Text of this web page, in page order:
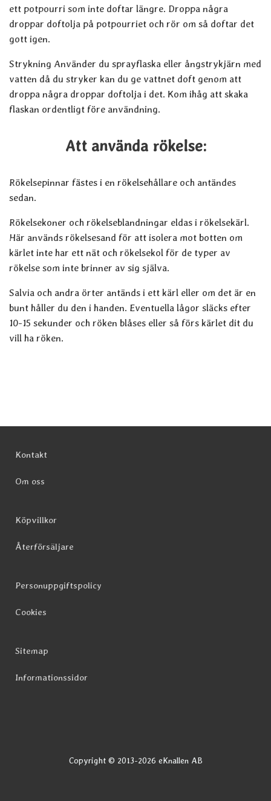
ett potpourri som inte doftar längre. Droppa några
droppar doftolja på potpourriet och rör om så doftar det
gott igen.
Strykning Använder du sprayflaska eller ångstrykjärn med
vatten då du stryker kan du ge vattnet doft genom att
droppa några droppar doftolja i det. Kom ihåg att skaka
flaskan ordentligt före användning.
Att använda rökelse:
Rökelsepinnar fästes i en rökelsehållare och antändes
sedan.
Rökelsekoner och rökelseblandningar eldas i rökelsekärl.
Här används rökelsesand för att isolera mot botten om
kärlet inte har ett nät och rökelsekol för de typer av
rökelse som inte brinner av sig själva.
Salvia och andra örter antänds i ett kärl eller om det är en
bunt håller du den i handen. Eventuella lågor släcks efter
10-15 sekunder och röken blåses eller så förs kärlet dit du
vill ha röken.
Kontakt
Om oss
Köpvillkor
Återförsäljare
Personuppgiftspolicy
Cookies
Sitemap
Informationssidor
Copyright © 2013-2026 eKnallen AB